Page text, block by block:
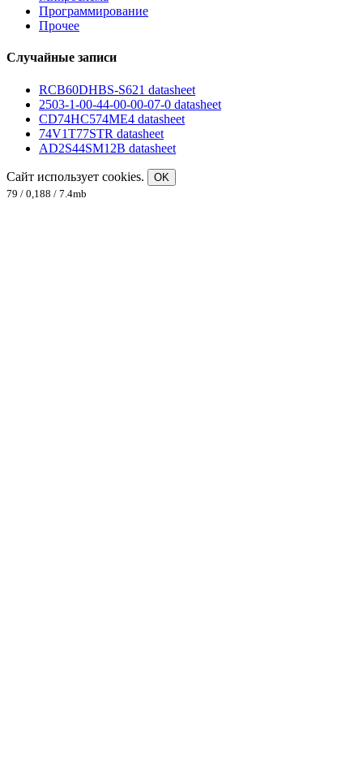
Программирование
Прочее
Случайные записи
RCB60DHBS-S621 datasheet
2503-1-00-44-00-00-07-0 datasheet
CD74HC574ME4 datasheet
74V1T77STR datasheet
AD2S44SM12B datasheet
Сайт использует cookies.
OK
79 / 0,188 / 7.4mb